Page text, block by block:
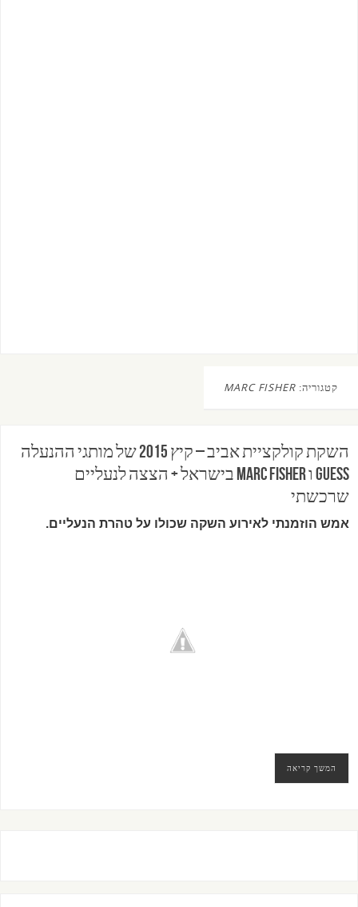
קטגוריה: MARC FISHER
השקת קולקציית אביב – קיץ 2015 של מותגי ההנעלה
GUESS ו Marc Fisher בישראל + הצצה לנעליים
שרכשתי
אמש הוזמנתי לאירוע השקה שכולו על טהרת הנעליים.
המשך קריאה